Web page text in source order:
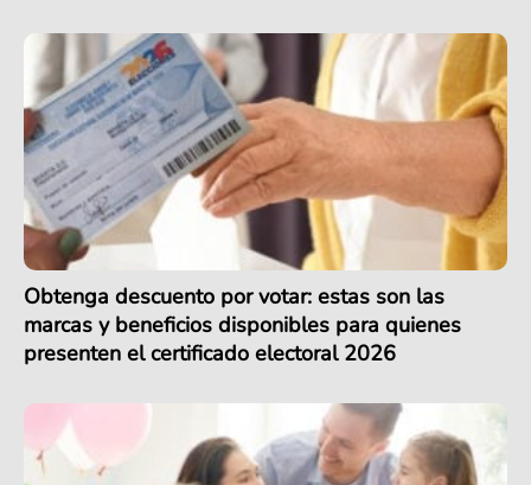
Obtenga descuento por votar: estas son las
marcas y beneficios disponibles para quienes
presenten el certificado electoral 2026